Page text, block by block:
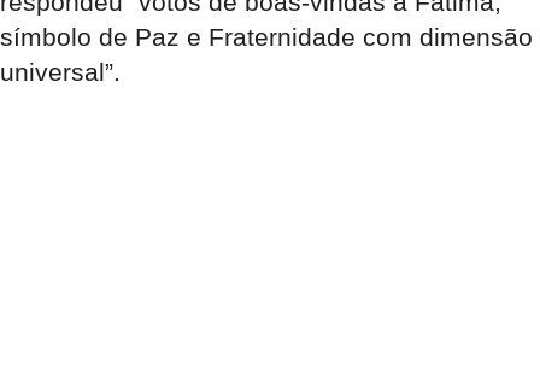
símbolo de Paz e Fraternidade com dimensão
universal”.